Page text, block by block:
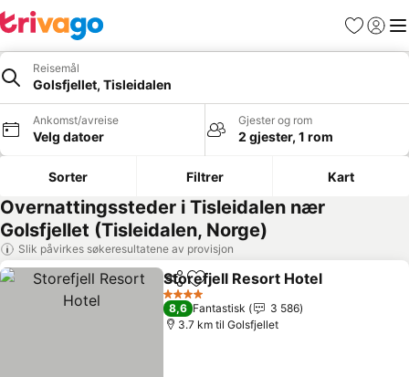
Favoritter
Logg
Reisemål
Golsfjellet, Tisleidalen
Ankomst/avreise
Velg datoer
Gjester og rom
2 gjester, 1 rom
Sorter Filtrer Kart
Overnattingssteder i Tisleidalen nær
Golsfjellet (Tisleidalen, Norge)
Slik påvirkes søkeresultatene av provisjon
Del Legg til i favoritter
Storefjell Resort Hotel
4 Stjerner
8,6 Fantastisk
3 586
3.7 km til Golsfjellet